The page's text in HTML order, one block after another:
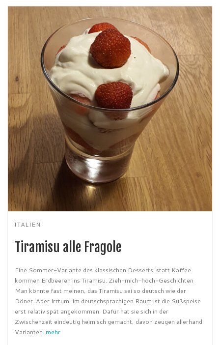
ITALIEN
Tiramisu alle Fragole
Eine Sommer-Variante des klassischen Desserts: statt Kaffee
kommen Erdbeeren ins Tiramisu. Zieh-mich-hoch-Geschichten
Man könnte fast meinen, das Tiramisu sei so deutsch wie der
Döner. Aber Irrtum! Im deutschsprachigen Raum ist die Süßspeise
erst relativ spät angekommen. Dafür hat sie sich in der
Zwischenzeit eindeutig heimisch gemacht, davon zeugen allerhand
Varianten. mehr